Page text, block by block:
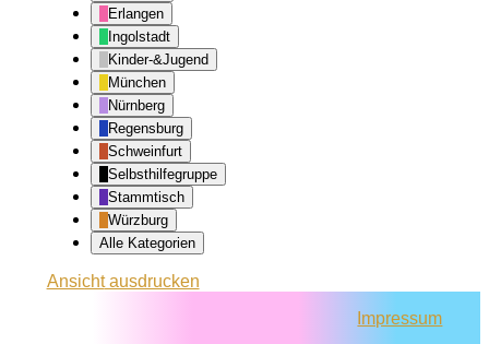
Erlangen
Ingolstadt
Kinder-&Jugend
München
Nürnberg
Regensburg
Schweinfurt
Selbsthilfegruppe
Stammtisch
Würzburg
Alle Kategorien
Ansichtausdrucken
Impressum